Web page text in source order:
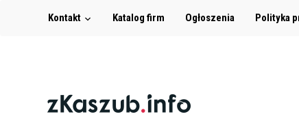
Kontakt Katalog firm Ogłoszenia Polityka